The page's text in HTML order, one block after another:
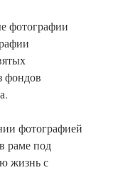
фотографии
фондов
фотографией
раме под
жизнь с